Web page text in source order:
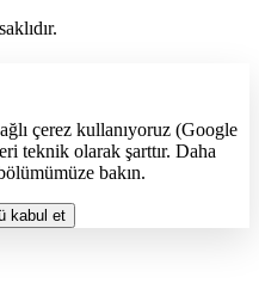
çerez kullanıyoruz (Google
teknik olarak şarttır. Daha
bakın.
kabul et